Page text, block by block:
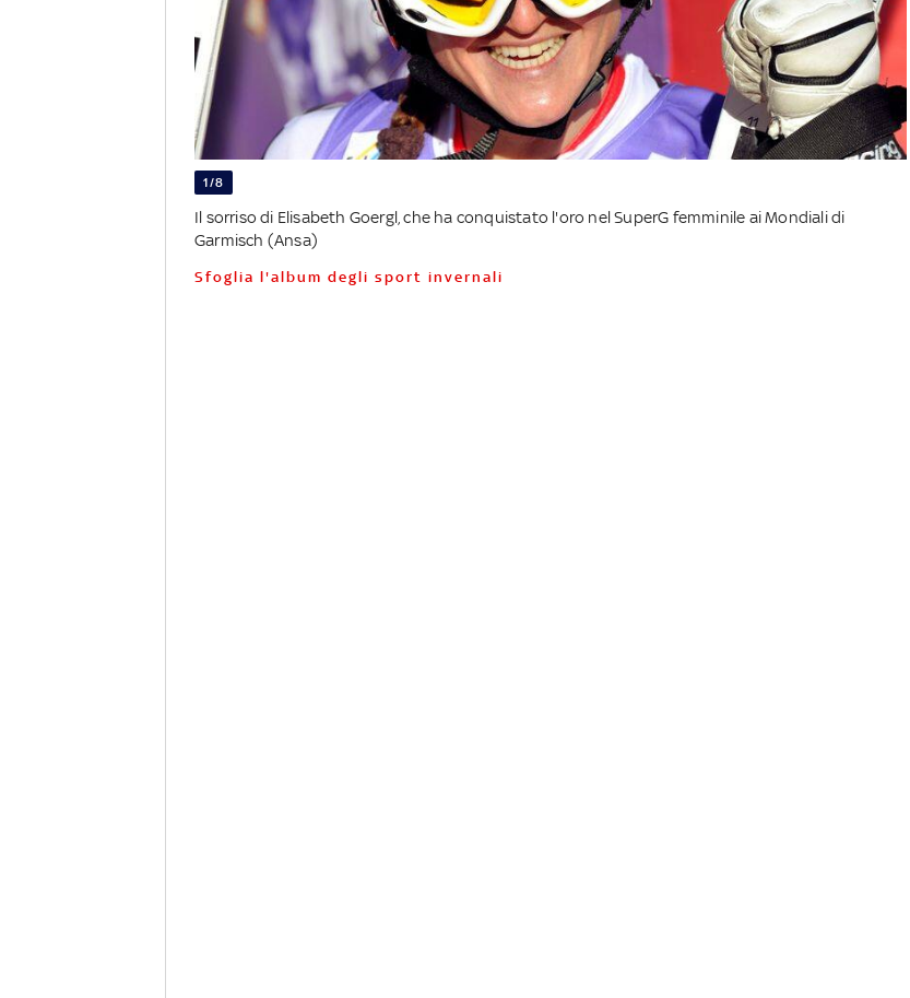
1/8
Il sorriso di Elisabeth Goergl, che ha conquistato l'oro nel SuperG femminile ai Mondiali di
Garmisch (Ansa)
Sfoglia l'album degli sport invernali